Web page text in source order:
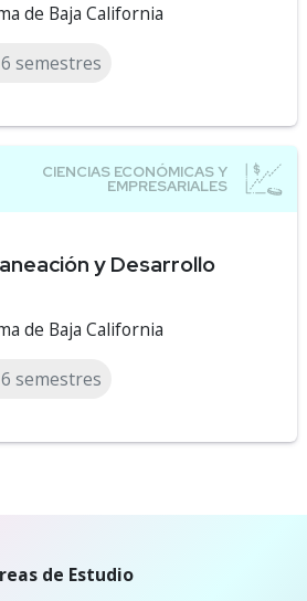
de Baja California
6 semestres
y Desarrollo
de Baja California
6 semestres
de Estudio